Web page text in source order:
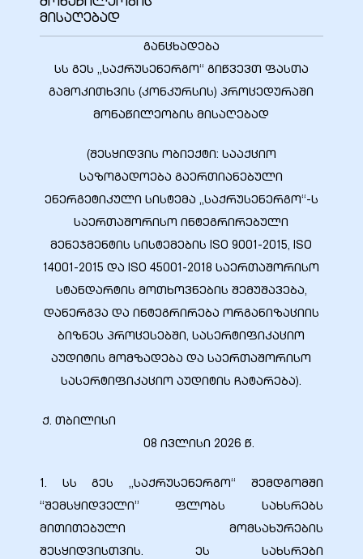
მონაწილეობის
მისაღებად
განცხადება
სს გეს „საქრუსენერგო“ გიწვევთ ფასთა
გამოკითხვის (კონკურსის) პროცედურაში
მონაწილეობის მისაღებად
(შესყიდვის ობიექტი: სააქციო
საზოგადოება გაერთიანებული
ენერგეტიკული სისტემა „საქრუსენერგო“-ს
საერთაშორისო ინტეგრირებული
მენეჯმენტის სისტემების ISO 9001-2015, ISO
14001-2015 და ISO 45001-2018 საერთაშორისო
სტანდარტის მოთხოვნების შემუშავება,
დანერგვა და ინტეგრირება ორგანიზაციის
ბიზნეს პროცესებში, სასერტიფიკაციო
აუდიტის მომზადება და საერთაშორისო
სასერტიფიკაციო აუდიტის ჩატარება).
ქ. თბილისი
08 ივლისი 2026 წ.
1. სს გეს „საქრუსენერგო“ შემდგომში
“შემსყიდველი” ფლობს სახსრებს
მითითებული მომსახურების
შესყიდვისთვის. ეს სახსრები